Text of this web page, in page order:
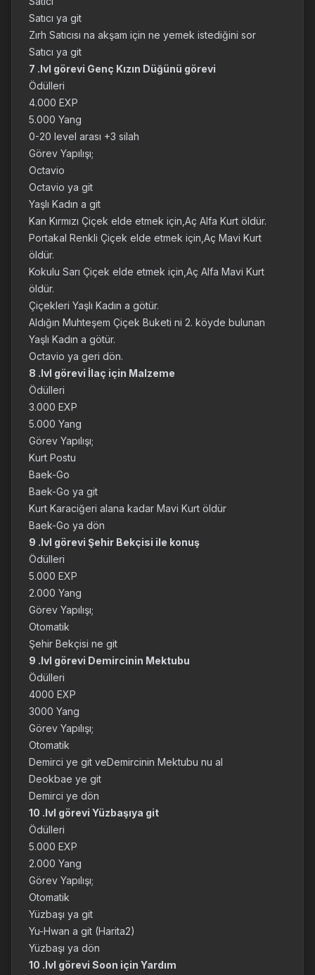
Satıcı ya git
Zırh Satıcısı na akşam için ne yemek istediğini sor
Satıcı ya git
7 .lvl görevi Genç Kızın Düğünü görevi
Ödülleri
4.000 EXP
5.000 Yang
0-20 level arası +3 silah
Görev Yapılışı;
Octavio
Octavio ya git
Yaşlı Kadın a git
Kan Kırmızı Çiçek elde etmek için,Aç Alfa Kurt öldür.
Portakal Renkli Çiçek elde etmek için,Aç Mavi Kurt
öldür.
Kokulu Sarı Çiçek elde etmek için,Aç Alfa Mavi Kurt
öldür.
Çiçekleri Yaşlı Kadın a götür.
Aldığın Muhteşem Çiçek Buketi ni 2. köyde bulunan
Yaşlı Kadın a götür.
Octavio ya geri dön.
8 .lvl görevi İlaç için Malzeme
Ödülleri
3.000 EXP
5.000 Yang
Görev Yapılışı;
Kurt Postu
Baek-Go
Baek-Go ya git
Kurt Karaciğeri alana kadar Mavi Kurt öldür
Baek-Go ya dön
9 .lvl görevi Şehir Bekçisi ile konuş
Ödülleri
5.000 EXP
2.000 Yang
Görev Yapılışı;
Otomatik
Şehir Bekçisi ne git
9 .lvl görevi Demircinin Mektubu
Ödülleri
4000 EXP
3000 Yang
Görev Yapılışı;
Otomatik
Demirci ye git veDemircinin Mektubu nu al
Deokbae ye git
Demirci ye dön
10 .lvl görevi Yüzbaşıya git
Ödülleri
5.000 EXP
2.000 Yang
Görev Yapılışı;
Otomatik
Yüzbaşı ya git
Yu-Hwan a git (Harita2)
Yüzbaşı ya dön
10 .lvl görevi Soon için Yardım